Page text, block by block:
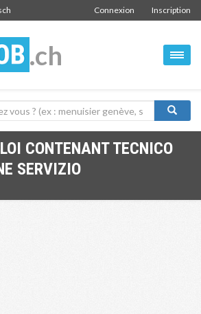
Inscription
Connexion
.ch
CONTENANT TECNICO
SERVIZIO